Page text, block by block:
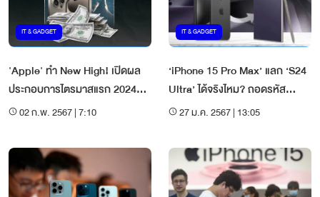
IT & GADGET
'Apple' ทำ New High! เปิดผล
ประกอบการไตรมาสแรก 2024
iPhone ยังเป็นเดอะแบก
02 ก.พ. 2567 | 7:10
IT & GADGET
‘iPhone 15 Pro Max’ แลก ‘S24
Ultra’ ได้จริงไหม? ถอดรหัส
แคมเปญ Trade-In ของซัมซุง
27 ม.ค. 2567 | 13:05